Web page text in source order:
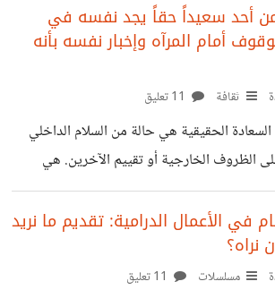
بسبب ظروف سفرها، لتعيش بعدها حياة
أمًا مثالية وشابة مرحة كما تود أن تكون، و
في عصر تتسارع فيه التكنولوجيا وتتغير فيه
أصبح من الطبيعي أن نلاحظ الفجوة بين
جيل الثمانينات عاش في فترة ما
أحد سعيداً حقاً يجد نفسه في
أمام المرآه وإخبار نفسه بأنه
ثقافة
الحقيقية هي حالة من السلام الداخلي
الظروف الخارجية أو تقييم الآخرين. هي
حيث نكون راضيين عن أنفسنا ونشعر
بغض النظر عن الأحداث أو المواقف المحيطة
هذه السعادة، نصبح قادرًين على التمتع
إلى إظهار أو إثبات هذا الشعور للآخرين،
في الأعمال الدرامية: تقديم ما نريد
نراه؟
مسلسلات